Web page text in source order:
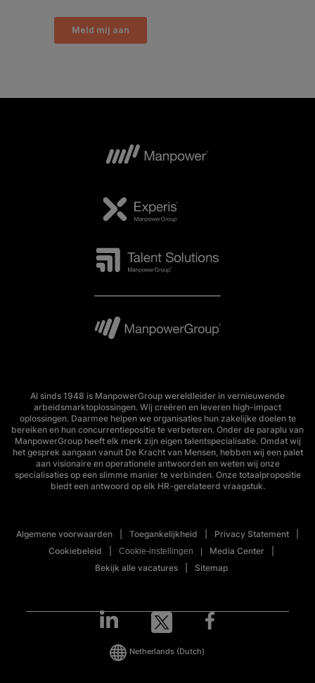
Al sinds 1948 is ManpowerGroup wereldleider in vernieuwende
arbeidsmarktoplossingen. Wij creëren en leveren high-impact
oplossingen. Daarmee helpen we organisaties hun zakelijke doelen te
bereiken en hun concurrentiepositie te verbeteren. Onder de paraplu van
ManpowerGroup heeft elk merk zijn eigen talentspecialisatie. Omdat wij
het gesprek aangaan vanuit De Kracht van Mensen, hebben wij een palet
aan visionaire en operationele antwoorden en weten wij onze
specialisaties op een slimme manier te verbinden. Onze totaalpropositie
biedt een antwoord op elk HR-gerelateerd vraagstuk.
Algemene voorwaarden Toegankelijkheid
Privacy Statement
Cookiebeleid
Cookie-instellingen
Media Center
Bekijk alle vacatures
Sitemap
Netherlands (Dutch)